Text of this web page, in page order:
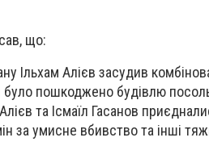
що:
Ільхам Алієв засудив
було пошкоджено будівлю
та Ісмаїл Гасанов
за умисне вбивство та інші